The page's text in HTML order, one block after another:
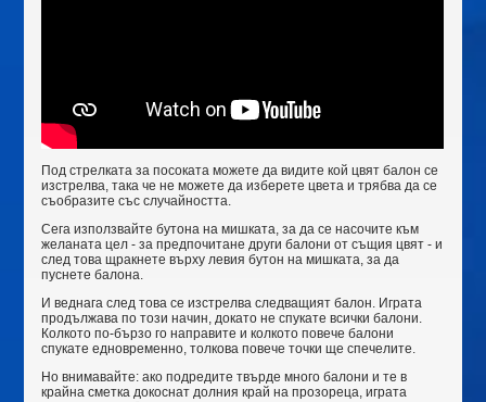
Под стрелката за посоката можете да видите кой цвят балон се
изстрелва, така че не можете да изберете цвета и трябва да се
съобразите със случайността.
Сега използвайте бутона на мишката, за да се насочите към
желаната цел - за предпочитане други балони от същия цвят - и
след това щракнете върху левия бутон на мишката, за да
пуснете балона.
И веднага след това се изстрелва следващият балон. Играта
продължава по този начин, докато не спукате всички балони.
Колкото по-бързо го направите и колкото повече балони
спукате едновременно, толкова повече точки ще спечелите.
Но внимавайте: ако подредите твърде много балони и те в
крайна сметка докоснат долния край на прозореца, играта